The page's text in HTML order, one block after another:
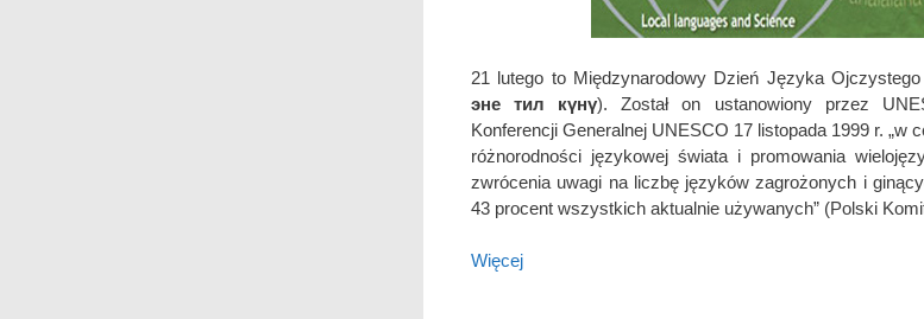
21 lutego to Międzynarodowy Dzień Języka
эне тил күнү). Został on ustanowiony przez
Konferencji Generalnej UNESCO 17 listopada 1999 r. „w
różnorodności językowej świata i promowania
zwrócenia uwagi na liczbę języków zagrożonych i
43 procent wszystkich aktualnie używanych” (Polski
Więcej